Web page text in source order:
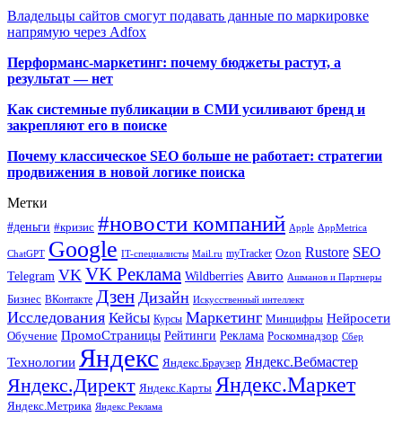
Владельцы сайтов смогут подавать данные по маркировке
напрямую через Adfox
Перформанс-маркетинг: почему бюджеты растут, а
результат — нет
Как системные публикации в СМИ усиливают бренд и
закрепляют его в поиске
Почему классическое SEO больше не работает: стратегии
продвижения в новой логике поиска
Метки
#деньги #кризис #новости компаний Apple AppMetrica
ChatGPT Google IT-специалисты Mail.ru myTracker Ozon Rustore SEO
Telegram VK VK Реклама Wildberries Авито Ашманов и Партнеры
Бизнес ВКонтакте Дзен Дизайн Искусственный интеллект
Исследования Кейсы Курсы Маркетинг Минцифры Нейросети
Обучение ПромоСтраницы Рейтинги Реклама Роскомнадзор Сбер
Технологии Яндекс Яндекс.Браузер Яндекс.Вебмастер
Яндекс.Директ Яндекс.Карты Яндекс.Маркет
Яндекс.Метрика Яндекс Реклама